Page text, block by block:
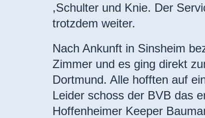
,Schulter und Knie. Der
trotzdem weiter.
Nach Ankunft in Sinsheim
Zimmer und es ging direkt
Dortmund. Alle hofften auf
Leider schoss der BVB das
Hoffenheimer Keeper